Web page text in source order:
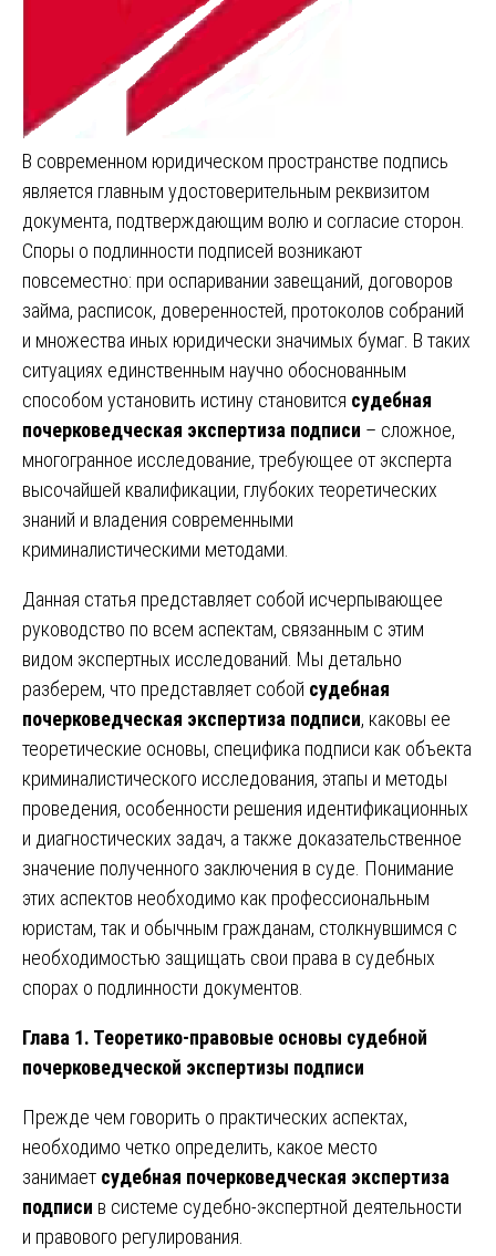
В современном юридическом пространстве подпись
является главным удостоверительным реквизитом
документа, подтверждающим волю и согласие сторон.
Споры о подлинности подписей возникают
повсеместно: при оспаривании завещаний, договоров
займа, расписок, доверенностей, протоколов собраний
и множества иных юридически значимых бумаг. В таких
ситуациях единственным научно обоснованным
способом установить истину становится судебная
почерковедческая экспертиза подписи – сложное,
многогранное исследование, требующее от эксперта
высочайшей квалификации, глубоких теоретических
знаний и владения современными
криминалистическими методами.
Данная статья представляет собой исчерпывающее
руководство по всем аспектам, связанным с этим
видом экспертных исследований. Мы детально
разберем, что представляет собой судебная
почерковедческая экспертиза подписи, каковы ее
теоретические основы, специфика подписи как объекта
криминалистического исследования, этапы и методы
проведения, особенности решения идентификационных
и диагностических задач, а также доказательственное
значение полученного заключения в суде. Понимание
этих аспектов необходимо как профессиональным
юристам, так и обычным гражданам, столкнувшимся с
необходимостью защищать свои права в судебных
спорах о подлинности документов.
Глава 1. Теоретико-правовые основы судебной
почерковедческой экспертизы подписи
Прежде чем говорить о практических аспектах,
необходимо четко определить, какое место
занимает судебная почерковедческая экспертиза
подписи в системе судебно-экспертной деятельности
и правового регулирования.